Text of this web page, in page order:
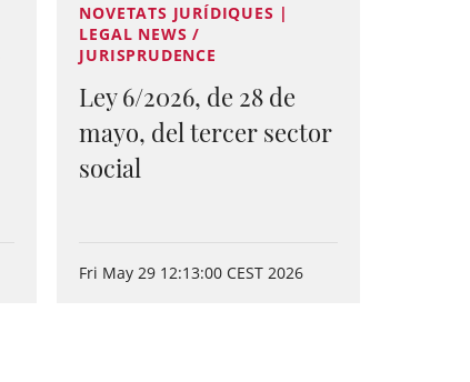
NOVETATS JURÍDIQUES |
LEGAL NEWS /
JURISPRUDENCE
Ley 6/2026, de 28 de
mayo, del tercer sector
social
Fri May 29 12:13:00 CEST 2026